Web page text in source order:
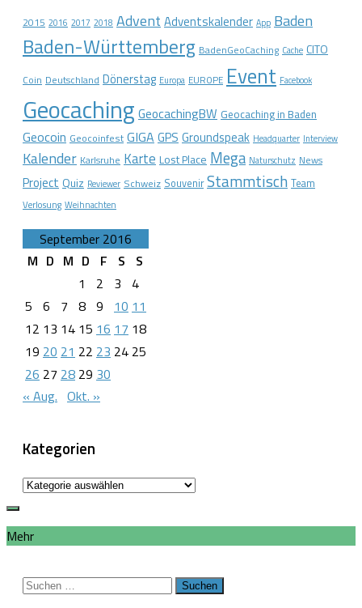
2015 2016 2017 2018 Advent Adventskalender App Baden
Baden-Württemberg BadenGeoCaching Cache CITO
Coin Deutschland Dönerstag Europa EUROPE Event Facebook
Geocaching GeocachingBW Geocaching in Baden
Geocoin Geocoinfest GIGA GPS Groundspeak Headquarter Interview
Kalender Karlsruhe Karte Lost Place Mega Naturschutz News
Project Quiz Reviewer Schweiz Souvenir Stammtisch Team
Verlosung Weihnachten
September 2016
M D M D F S
S
1
2 3
4
5 6 7 8 9 10 11
12 13 14 15 16 17 18
19 20 21 22 23 24 25
26 27 28 29 30
« Aug. Okt. »
Kategorien
Kategorien
Mehr
Suchen